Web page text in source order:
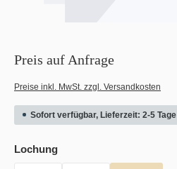
Preis auf Anfrage
Preise inkl. MwSt. zzgl. Versandkosten
Sofort verfügbar, Lieferzeit: 2-5 Tage
Lochungauswählen